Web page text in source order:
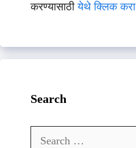
करण्यासाठीयेथे क्लिक करा
Search
Search